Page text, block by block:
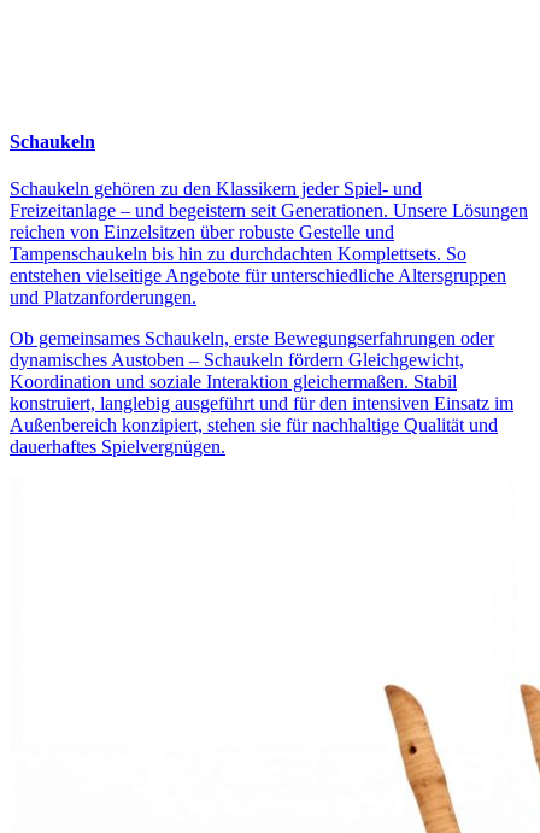
Schaukeln
Schaukeln gehören zu den Klassikern jeder Spiel- und
Freizeitanlage – und begeistern seit Generationen. Unsere Lösungen
reichen von Einzelsitzen über robuste Gestelle und
Tampenschaukeln bis hin zu durchdachten Komplettsets. So
entstehen vielseitige Angebote für unterschiedliche Altersgruppen
und Platzanforderungen.
Ob gemeinsames Schaukeln, erste Bewegungserfahrungen oder
dynamisches Austoben – Schaukeln fördern Gleichgewicht,
Koordination und soziale Interaktion gleichermaßen. Stabil
konstruiert, langlebig ausgeführt und für den intensiven Einsatz im
Außenbereich konzipiert, stehen sie für nachhaltige Qualität und
dauerhaftes Spielvergnügen.